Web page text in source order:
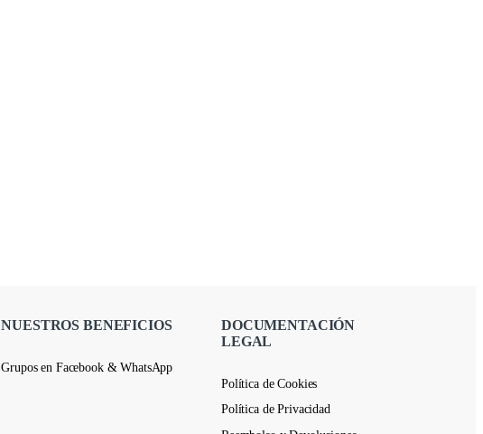
NUESTROS BENEFICIOS
Grupos en Facebook & WhatsApp
DOCUMENTACIÓN
LEGAL
Política de Cookies
Política de Privacidad